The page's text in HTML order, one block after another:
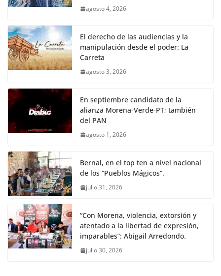
agosto 4, 2026
El derecho de las audiencias y la
manipulación desde el poder: La
Carreta
agosto 3, 2026
En septiembre candidato de la
alianza Morena-Verde-PT; también
del PAN
agosto 1, 2026
Bernal, en el top ten a nivel nacional
de los “Pueblos Mágicos”.
julio 31, 2026
“Con Morena, violencia, extorsión y
atentado a la libertad de expresión,
imparables”: Abigail Arredondo.
julio 30, 2026